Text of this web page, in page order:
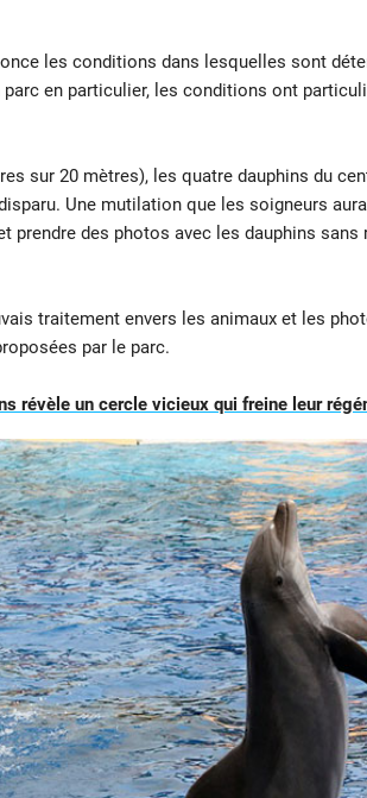
les conditions dans lesquelles sont
en particulier, les conditions ont
sur 20 mètres), les quatre dauphins du
Une mutilation que les soigneurs
des photos avec les dauphins sans
traitement envers les animaux et les
par le parc.
révèle un cercle vicieux qui freine leur